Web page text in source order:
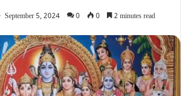
September 5, 2024 0 0 2 minutes read